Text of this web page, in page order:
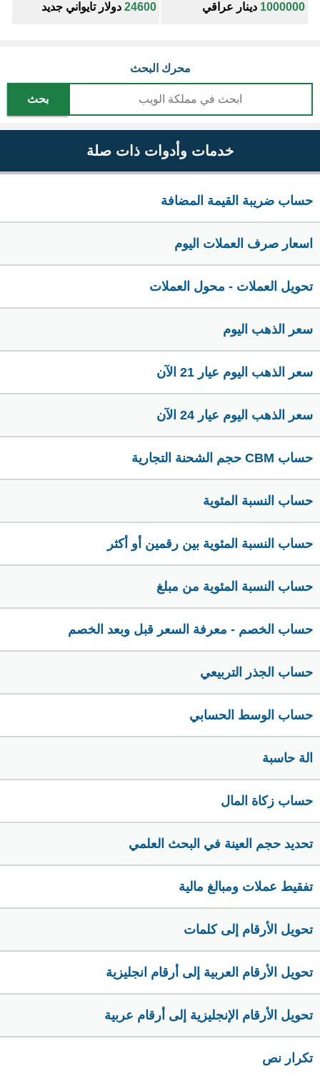
1000000 دينار عراقي 24600 دولار تايواني جديد
محرك البحث
بحث
خدمات وأدوات ذات صلة
حساب ضريبة القيمة المضافة
اسعار صرف العملات اليوم
تحويل العملات - محول العملات
سعر الذهب اليوم
سعر الذهب اليوم عيار 21 الآن
سعر الذهب اليوم عيار 24 الآن
حساب CBM حجم الشحنة التجارية
حساب النسبة المئوية
حساب النسبة المئوية بين رقمين أو أكثر
حساب النسبة المئوية من مبلغ
حساب الخصم - معرفة السعر قبل وبعد الخصم
حساب الجذر التربيعي
حساب الوسط الحسابي
الة حاسبة
حساب زكاة المال
تحديد حجم العينة في البحث العلمي
تفقيط عملات ومبالغ مالية
تحويل الأرقام إلى كلمات
تحويل الأرقام العربية إلى أرقام انجليزية
تحويل الأرقام الإنجليزية إلى أرقام عربية
تكرار نص